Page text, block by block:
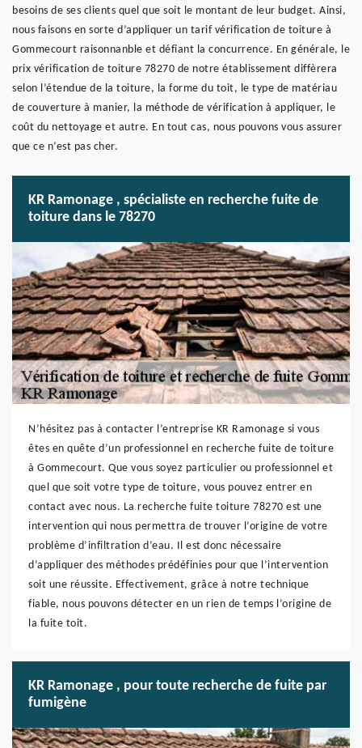
besoins de ses clients quel que soit le montant de leur budget. Ainsi,
nous faisons en sorte d’appliquer un tarif vérification de toiture à
Gommecourt raisonnanble et défiant la concurrence. En générale, le
prix vérification de toiture 78270 de notre établissement diffèrera
selon l’étendue de la toiture, la forme du toit, le type de matériau
de couverture à manier, la méthode de vérification à appliquer, le
coût du nettoyage et autre. En tout cas, nous pouvons vous assurer
que ce n’est pas cher.
KR Ramonage , spécialiste en recherche fuite de
toiture dans le 78270
N’hésitez pas à contacter l’entreprise KR Ramonage si vous
êtes en quête d’un professionnel en recherche fuite de toiture
à Gommecourt. Que vous soyez particulier ou professionnel et
quel que soit votre type de toiture, vous pouvez entrer en
contact avec nous. La recherche fuite toiture 78270 est une
intervention qui nous permettra de trouver l’origine de votre
problème d’infiltration d’eau. Il est donc nécessaire
d’appliquer des méthodes prédéfinies pour que l’intervention
soit une réussite. Effectivement, grâce à notre technique
fiable, nous pouvons détecter en un rien de temps l’origine de
la fuite toit.
KR Ramonage , pour toute recherche de fuite par
fumigène